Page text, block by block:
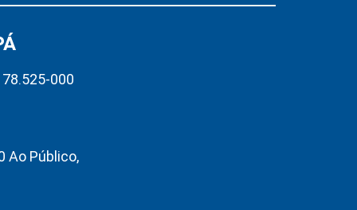
000
Ao Público,